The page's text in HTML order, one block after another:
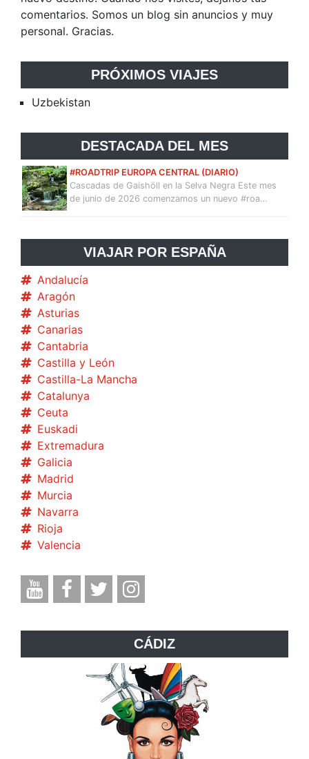
comentarios. Somos un blog sin anuncios y muy
personal. Gracias.
PRÓXIMOS VIAJES
Uzbekistan
DESTACADA DEL MES
#ROADTRIP EUROPA CENTRAL (DIARIO)
Cascadas de Gaishöll en la Selva Negra Este mes
de junio de 2026 comenzamos un nuevo #roa…
VIAJAR POR ESPAÑA
Andalucía
Aragón
Asturias
Canarias
Cantabria
Castilla y León
Castilla-La Mancha
Catalunya
Ceuta
Euskadi
Extremadura
Galicia
Madrid
Murcia
Navarra
Rioja
Valencia
CÁDIZ